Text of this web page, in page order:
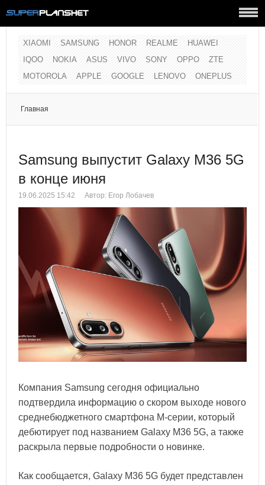
XIAOMI SAMSUNG HONOR REALME
HUAWEI
IQOO
NOKIA ASUS VIVO SONY OPPO
ZTE
MOTOROLA
APPLE GOOGLE LENOVO ONEPLUS
Главная
Samsung выпустит Galaxy M36 5G
в конце июня
19.06.2025 15:42 Автор: Егор Лобачев
Компания Samsung сегодня официально
подтвердила информацию о скором выходе нового
среднебюджетного смартфона M-серии, который
дебютирует под названием Galaxy M36 5G, а также
раскрыла первые подробности о новинке.
Как сообщается, Galaxy M36 5G будет представлен